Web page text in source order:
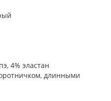
4% эластан
длинными